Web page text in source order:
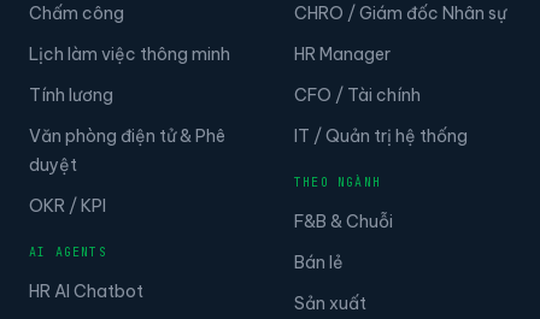
Chấm công
Lịch làm việc thông minh
Tính lương
Văn phòng điện tử & Phê
duyệt
OKR / KPI
AI AGENTS
HR AI Chatbot
CHRO / Giám đốc Nhân sự
HR Manager
CFO / Tài chính
IT / Quản trị hệ thống
THEO NGÀNH
F&B & Chuỗi
Bán lẻ
Sản xuất